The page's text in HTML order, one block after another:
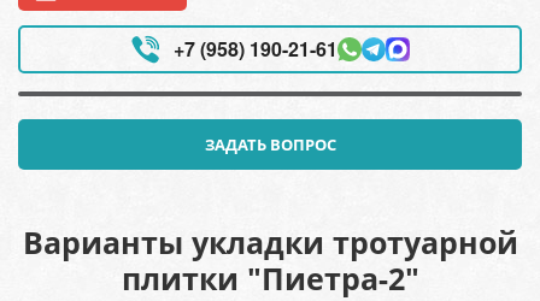
+7 (958) 190-21-61
ЗАДАТЬ ВОПРОС
Варианты укладки тротуарной
плитки "Пиетра-2"